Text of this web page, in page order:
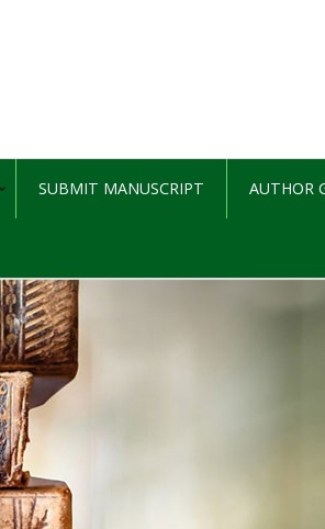
SUBMIT MANUSCRIPT AUTHOR